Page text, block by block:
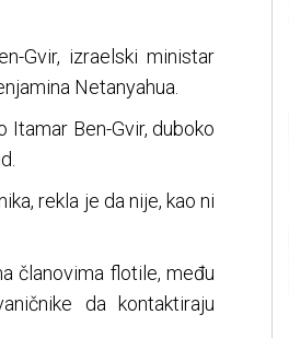
Gvir, izraelski ministar
Netanyahua.
Ben-Gvir, duboko
rekla je da nije, kao ni
članovima flotile, među
da kontaktiraju